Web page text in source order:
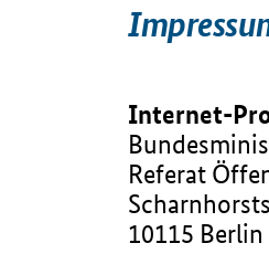
Internet-
Referat
10115 Berlin